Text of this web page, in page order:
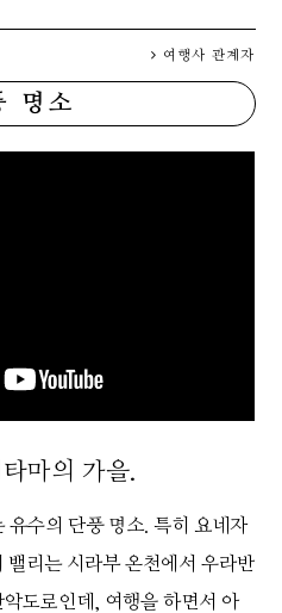
여행사 관계자
명소
마의 가을.
유수의 단풍 명소. 특히 요네자
밸리는 시라부 온천에서 우라반
도로인데, 여행을 하면서 아